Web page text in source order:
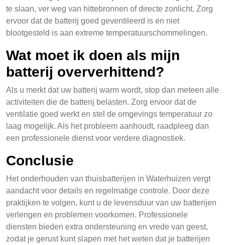
te slaan, ver weg van hittebronnen of directe zonlicht. Zorg
ervoor dat de batterij goed geventileerd is en niet
blootgesteld is aan extreme temperatuurschommelingen.
Wat moet ik doen als mijn
batterij oververhittend?
Als u merkt dat uw batterij warm wordt, stop dan meteen alle
activiteiten die de batterij belasten. Zorg ervoor dat de
ventilatie goed werkt en stel de omgevings temperatuur zo
laag mogelijk. Als het probleem aanhoudt, raadpleeg dan
een professionele dienst voor verdere diagnostiek.
Conclusie
Het onderhouden van thuisbatterijen in Waterhuizen vergt
aandacht voor details en regelmatige controle. Door deze
praktijken te volgen, kunt u de levensduur van uw batterijen
verlengen en problemen voorkomen. Professionele
diensten bieden extra ondersteuning en vrede van geest,
zodat je gerust kunt slapen met het weten dat je batterijen